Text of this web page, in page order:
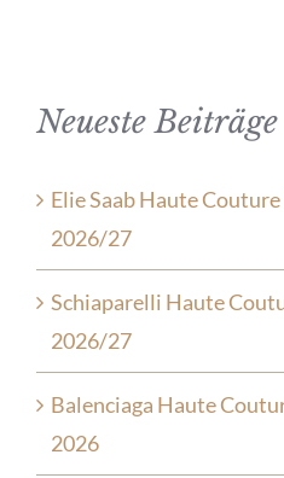
Neueste Beiträge
Elie Saab Haute
2026/27
Schiaparelli Haute
2026/27
Balenciaga Haute
2026